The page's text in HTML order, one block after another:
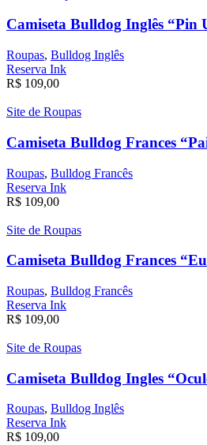
Camiseta Bulldog Inglês “Pin
Roupas, Bulldog Inglês
Reserva Ink
R$ 109,00
Site de Roupas
Camiseta Bulldog Frances
Roupas, Bulldog Francês
Reserva Ink
R$ 109,00
Site de Roupas
Camiseta Bulldog Frances
Roupas, Bulldog Francês
Reserva Ink
R$ 109,00
Site de Roupas
Camiseta Bulldog Ingles
Roupas, Bulldog Inglês
Reserva Ink
R$ 109,00